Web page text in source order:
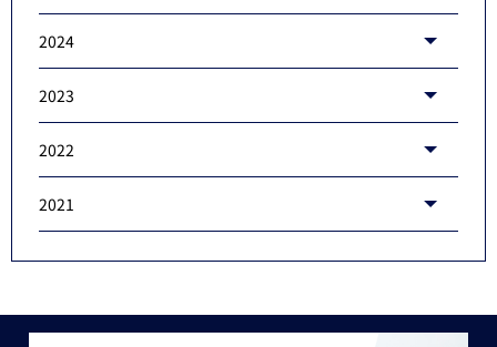
2024
2023
2022
2021